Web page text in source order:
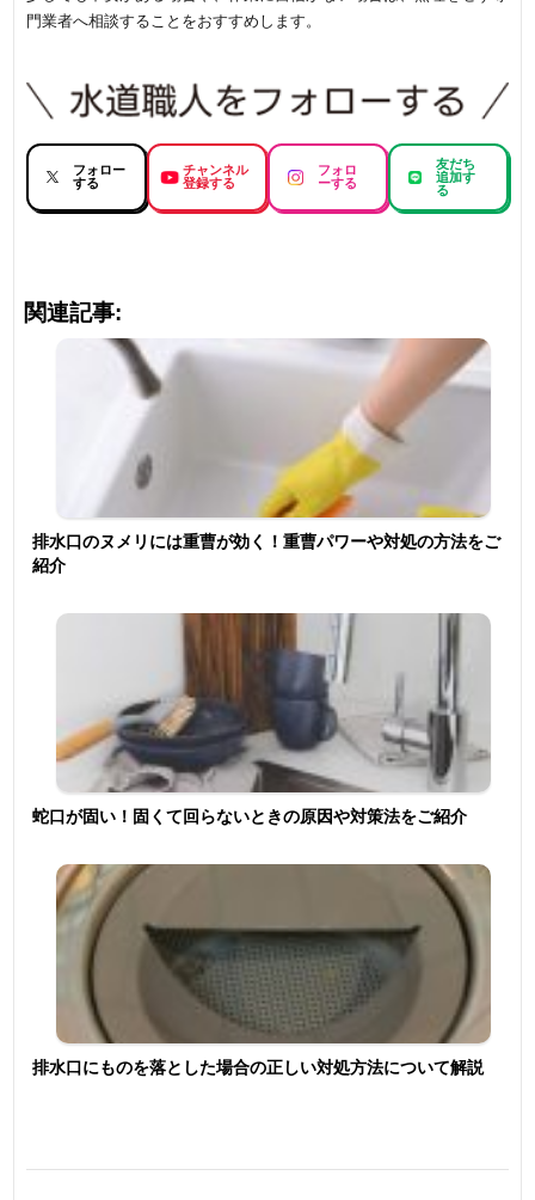
門業者へ相談することをおすすめします。
フォロー
する
チャンネル
登録する
フォロ
ーする
友だち
追加す
る
関連記事:
排水口のヌメリには重曹が効く！重曹パワーや対処の方法をご
紹介
蛇口が固い！固くて回らないときの原因や対策法をご紹介
排水口にものを落とした場合の正しい対処方法について解説